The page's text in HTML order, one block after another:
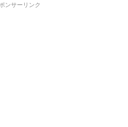
ンサーリンク